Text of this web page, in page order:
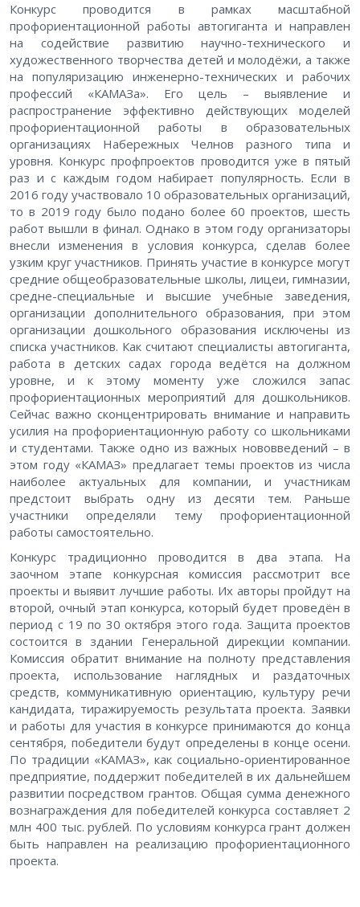
Конкурс проводится в рамках масштабной
профориентационной работы автогиганта и направлен
на содействие развитию научно-технического и
художественного творчества детей и молодёжи, а также
на популяризацию инженерно-технических и рабочих
профессий «КАМАЗа». Его цель – выявление и
распространение эффективно действующих моделей
профориентационной работы в образовательных
организациях Набережных Челнов разного типа и
уровня. Конкурс профпроектов проводится уже в пятый
раз и с каждым годом набирает популярность. Если в
2016 году участвовало 10 образовательных организаций,
то в 2019 году было подано более 60 проектов, шесть
работ вышли в финал. Однако в этом году организаторы
внесли изменения в условия конкурса, сделав более
узким круг участников. Принять участие в конкурсе могут
средние общеобразовательные школы, лицеи, гимназии,
средне-специальные и высшие учебные заведения,
организации дополнительного образования, при этом
организации дошкольного образования исключены из
списка участников. Как считают специалисты автогиганта,
работа в детских садах города ведётся на должном
уровне, и к этому моменту уже сложился запас
профориентационных мероприятий для дошкольников.
Сейчас важно сконцентрировать внимание и направить
усилия на профориентационную работу со школьниками
и студентами. Также одно из важных нововведений – в
этом году «КАМАЗ» предлагает темы проектов из числа
наиболее актуальных для компании, и участникам
предстоит выбрать одну из десяти тем. Раньше
участники определяли тему профориентационной
работы самостоятельно.
Конкурс традиционно проводится в два этапа. На
заочном этапе конкурсная комиссия рассмотрит все
проекты и выявит лучшие работы. Их авторы пройдут на
второй, очный этап конкурса, который будет проведён в
период с 19 по 30 октября этого года. Защита проектов
состоится в здании Генеральной дирекции компании.
Комиссия обратит внимание на полноту представления
проекта, использование наглядных и раздаточных
средств, коммуникативную ориентацию, культуру речи
кандидата, тиражируемость результата проекта. Заявки
и работы для участия в конкурсе принимаются до конца
сентября, победители будут определены в конце осени.
По традиции «КАМАЗ», как социально-ориентированное
предприятие, поддержит победителей в их дальнейшем
развитии посредством грантов. Общая сумма денежного
вознаграждения для победителей конкурса составляет 2
млн 400 тыс. рублей. По условиям конкурса грант должен
быть направлен на реализацию профориентационного
проекта.